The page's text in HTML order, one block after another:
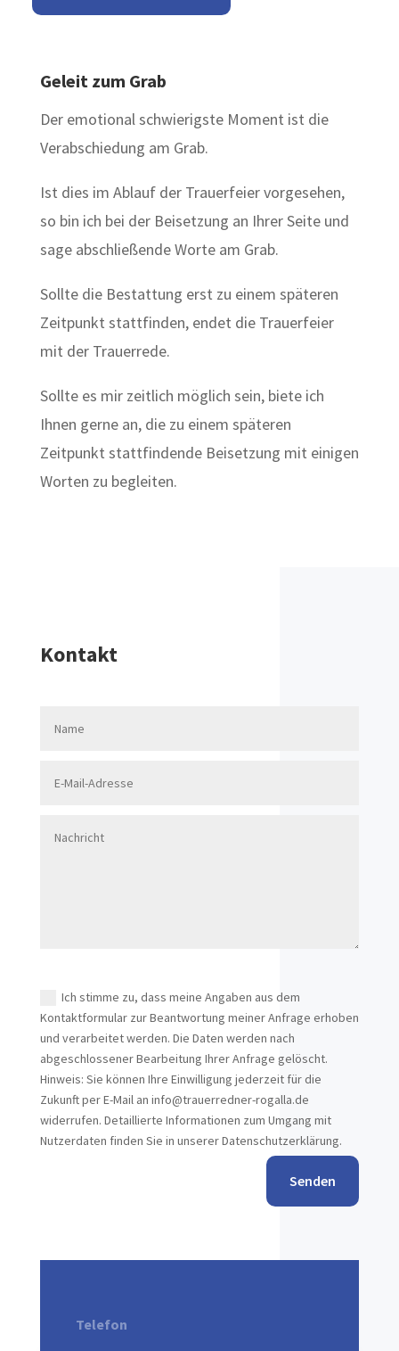
Geleit zum Grab
Der emotional schwierigste Moment ist die
Verabschiedung am Grab.
Ist dies im Ablauf der Trauerfeier vorgesehen,
so bin ich bei der Beisetzung an Ihrer Seite und
sage abschließende Worte am Grab.
Sollte die Bestattung erst zu einem späteren
Zeitpunkt stattfinden, endet die Trauerfeier
mit der Trauerrede.
Sollte es mir zeitlich möglich sein, biete ich
Ihnen gerne an, die zu einem späteren
Zeitpunkt stattfindende Beisetzung mit einigen
Worten zu begleiten.
Kontakt
Ich stimme zu, dass meine Angaben aus dem
Kontaktformular zur Beantwortung meiner Anfrage erhoben
und verarbeitet werden. Die Daten werden nach
abgeschlossener Bearbeitung Ihrer Anfrage gelöscht.
Hinweis: Sie können Ihre Einwilligung jederzeit für die
Zukunft per E-Mail an info@trauerredner-rogalla.de
widerrufen. Detaillierte Informationen zum Umgang mit
Nutzerdaten finden Sie in unserer Datenschutzerklärung.
Senden
Telefon